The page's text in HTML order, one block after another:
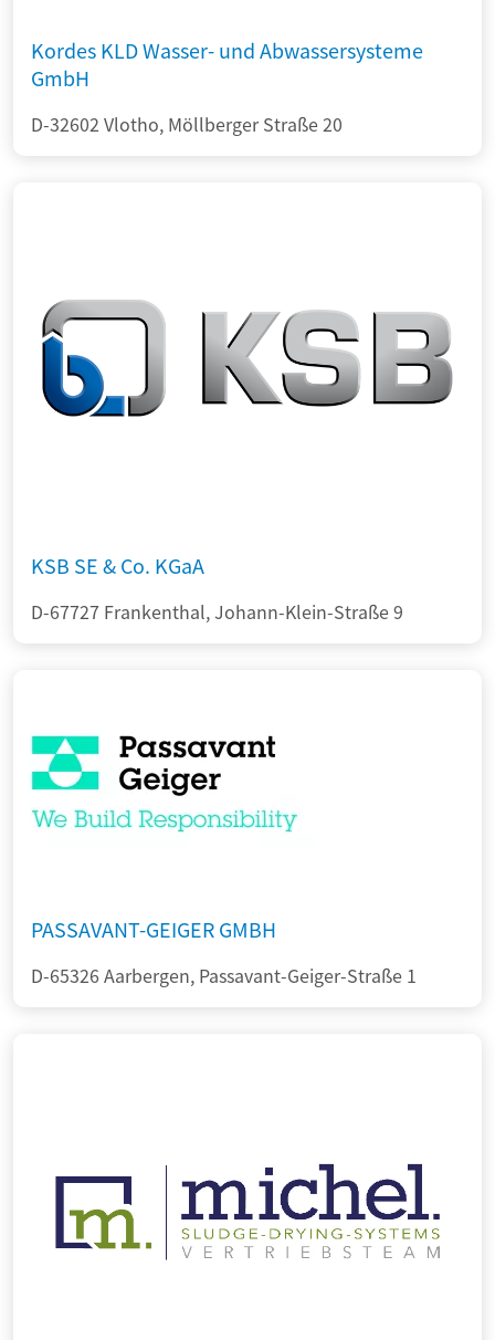
Kordes KLD Wasser- und Abwassersysteme
GmbH
D-32602 Vlotho, Möllberger Straße 20
KSB SE & Co. KGaA
D-67727 Frankenthal, Johann-Klein-Straße 9
PASSAVANT-GEIGER GMBH
D-65326 Aarbergen, Passavant-Geiger-Straße 1